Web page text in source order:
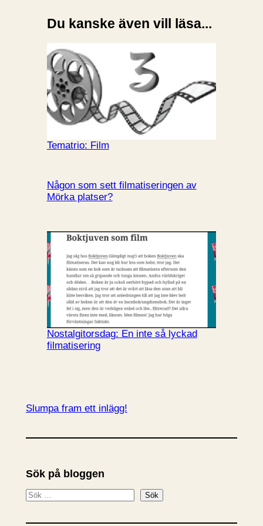
Du kanske även vill läsa...
Tematrio: Film
Någon som sett filmatiseringen av
Mörka platser?
Nostalgitorsdag: En inte så lyckad
filmatisering
Slumpa fram ett inlägg!
Sök på bloggen
S
Sök